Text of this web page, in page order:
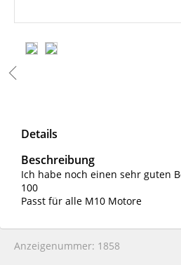
Details
Beschreibung
Ich habe noch einen sehr guten
100
Passt für alle M10 Motore
Anzeigenummer: 1858